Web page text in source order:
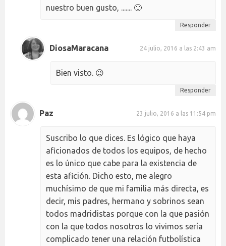
nuestro buen gusto, ....... 🙂
Responder
DiosaMaracana 24 julio, 2016 a las 2:43 am
Bien visto. 😉
Responder
Paz 23 julio, 2016 a las 11:54 pm
Suscribo lo que dices. Es lógico que haya
aficionados de todos los equipos, de hecho
es lo único que cabe para la existencia de
esta afición. Dicho esto, me alegro
muchísimo de que mi familia más directa, es
decir, mis padres, hermano y sobrinos sean
todos madridistas porque con la que pasión
con la que todos nosotros lo vivimos sería
complicado tener una relación futbolística